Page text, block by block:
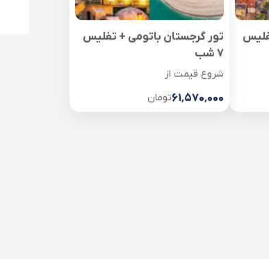
تور گرجستان باتومی + تفلیس
7 شب
شروع قیمت از
۶۱٬۵۷۰٬۰۰۰تومان